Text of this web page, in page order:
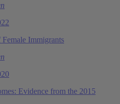
Immigrants
Evidence from the 2015